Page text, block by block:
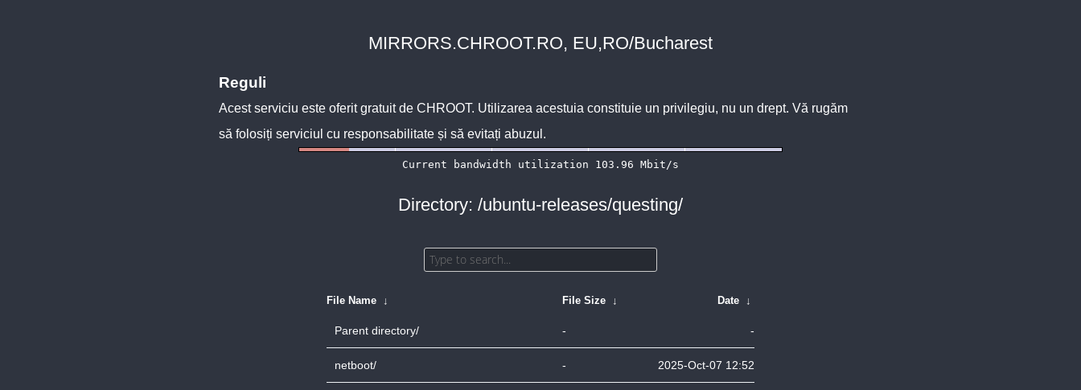
MIRRORS.CHROOT.RO, EU,RO/Bucharest
Reguli
Acest serviciu este oferit gratuit de CHROOT. Utilizarea acestuia constituie un privilegiu, nu un drept. Vă rugăm
să folosiți serviciul cu responsabilitate și să evitați abuzul.
Directory: /ubuntu-releases/questing/
File Name ↓ File Size ↓ Date ↓
Parent directory/ - -
netboot/ - 2025-Oct-07 12:52